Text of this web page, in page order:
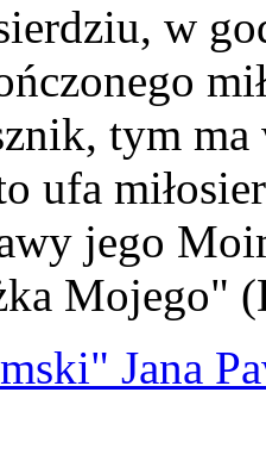
w
tym ma
ufa
jego
Mojego"
Jana